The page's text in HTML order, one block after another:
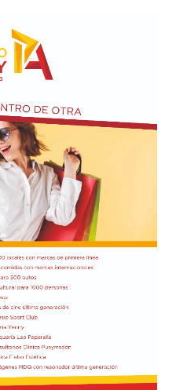
de Estados
de tierras es,
el principal
necesarios en el Senado.
postergó la semana
y quedó reprogramado
en un cruce entre la
que se manifestó en
y la senadora Patricia
llegó a denunciar por
Villarruel.
de la Sociedad
la iniciativa la semana
del debate: “Una